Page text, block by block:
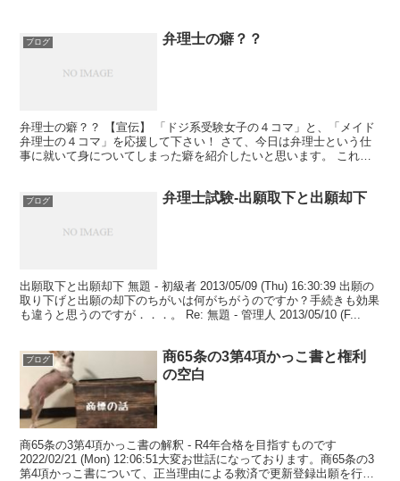
ブログ 弁理士の癖？？
弁理士の癖？？ 【宣伝】 「ドジ系受験女子の４コマ」と、「メイド
弁理士の４コマ」を応援して下さい！ さて、今日は弁理士という仕
事に就いて身についてしまった癖を紹介したいと思います。 これ
ブログ 弁理士試験-出願取下と出願却下
出願取下と出願却下 無題 - 初級者 2013/05/09 (Thu) 16:30:39 出願の
取り下げと出願の却下のちがいは何がちがうのですか？手続きも効果
も違うと思うのですが．．．。 Re: 無題 - 管理人 2013/05/10 (F...
ブログ
商65条の3第4項かっこ書と権利
の空白
商65条の3第4項かっこ書の解釈 - R4年合格を目指すものです
2022/02/21 (Mon) 12:06:51大変お世話になっております。商65条の3
第4項かっこ書について、正当理由による救済で更新登録出願を行っ